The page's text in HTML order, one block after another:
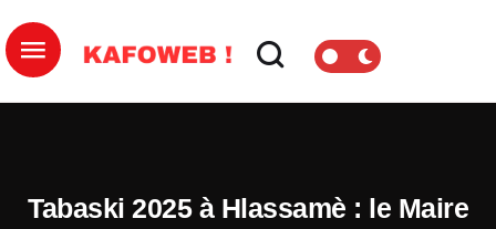
Tabaski 2025 à Hlassamè : le Maire